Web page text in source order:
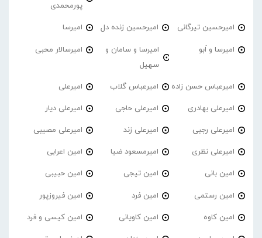
پورمحمدی
امیرحسین تیرگانی امیرحسین زنده دل امیرسا
امیرسا و اَبو
امیرسا و سامان و
سهیل
امیرسالار محبی
امیرعباس حسن زاده امیرعباس گلاب امیرعلی
امیرعلی بهادری امیرعلی حاجی امیرعلی دیار
امیرعلی رجبی امیرعلی زند امیرعلی مصیبی
امیرعلی نظری امیرمسعود ضیا امین اعرابی
امین بانی امین تیجی امین حبیبی
امین رستمی امین فرد امین فیروزپور
امین کاوه امین کاویانی امین کیسی و فرد